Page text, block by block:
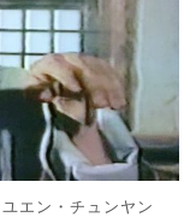
エン・チュンヤン